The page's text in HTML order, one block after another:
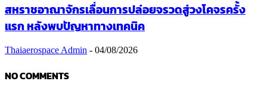
สหราชอาณาจักรเลื่อนการปล่อยจรวดสู่วงโคจรครั้ง
แรก หลังพบปัญหาทางเทคนิค
Thaiaerospace Admin - 04/08/2026
NO COMMENTS